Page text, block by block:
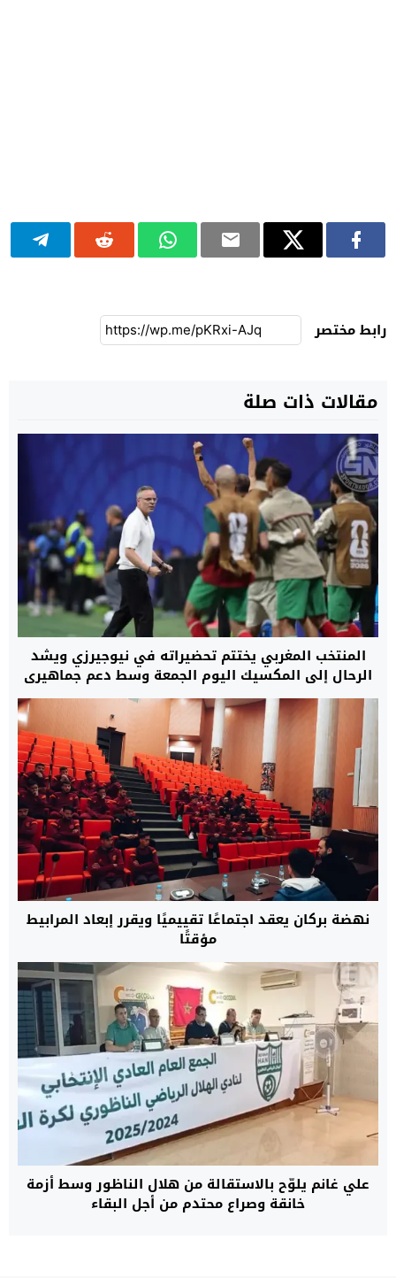
رابط مختصر
مقالات ذات صلة
المنتخب المغربي يختتم تحضيراته في نيوجيرزي ويشد
الرحال إلى المكسيك اليوم الجمعة وسط دعم جماهيري
كبير
نهضة بركان يعقد اجتماعًا تقييميًا ويقرر إبعاد المرابيط
مؤقتًا
علي غانم يلوّح بالاستقالة من هلال الناظور وسط أزمة
خانقة وصراع محتدم من أجل البقاء